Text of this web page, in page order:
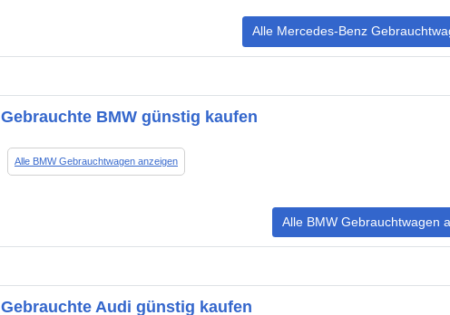
Alle Mercedes-Benz
Gebrauchte BMW günstig kaufen
Alle BMW Gebrauchtwagen anzeigen
Alle BMW Gebrauchtwagen
Gebrauchte Audi günstig kaufen